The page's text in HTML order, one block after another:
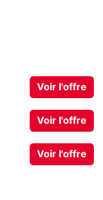
Voir l'offre
Voir l'offre
Voir l'offre